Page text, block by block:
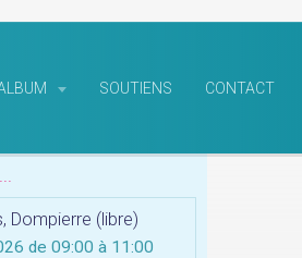
SOUTIENS CONTACT
Dompierre (libre)
de 09:00 à 11:00